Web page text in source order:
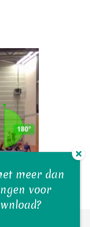
meer dan
voor